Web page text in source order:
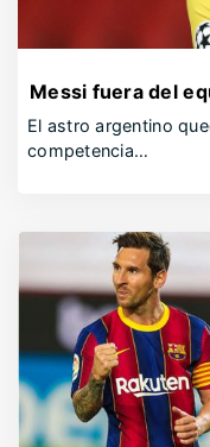
Messi fuera del
El astro argentino
competencia…